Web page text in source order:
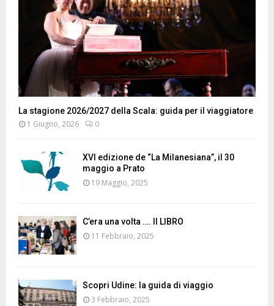
La stagione 2026/2027 della Scala: guida per il viaggiatore
1 Giugno, 2026 0
XVI edizione de “La Milanesiana”, il 30
maggio a Prato
19 Maggio, 2025
C’era una volta …. Il LIBRO
11 Febbraio, 2025
Scopri Udine: la guida di viaggio
3 Febbraio, 2025